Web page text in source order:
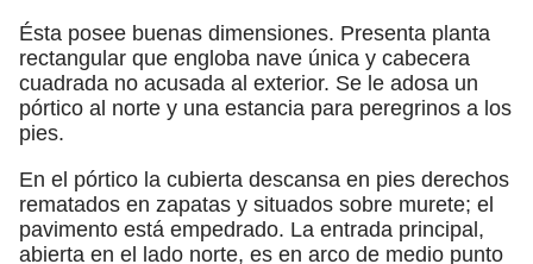
Ésta posee buenas dimensiones. Presenta planta
rectangular que engloba nave única y cabecera
cuadrada no acusada al exterior. Se le adosa un
pórtico al norte y una estancia para peregrinos a los
pies.
En el pórtico la cubierta descansa en pies derechos
rematados en zapatas y situados sobre murete; el
pavimento está empedrado. La entrada principal,
abierta en el lado norte, es en arco de medio punto